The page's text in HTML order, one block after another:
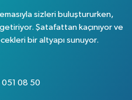
sizleri buluştururken,
Şatafattan kaçınıyor ve
bir altyapı sunuyor.
08 50